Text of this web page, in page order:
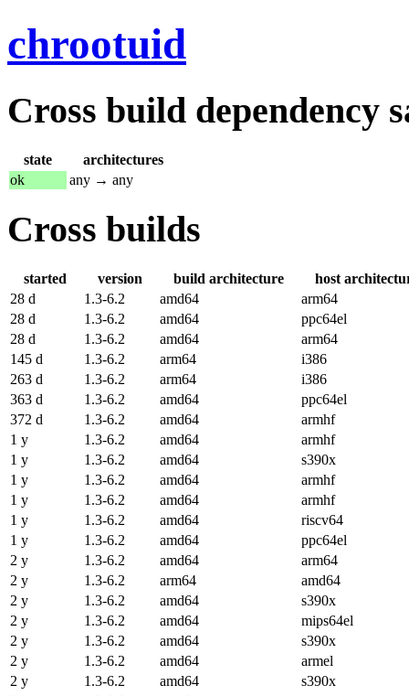
chrootuid
Cross build dependency
state
architectures
ok
any → any
Cross builds
started version build architecture
host
28 d
1.3-6.2 amd64
arm64
28 d
1.3-6.2 amd64
ppc64el
28 d
1.3-6.2 amd64
arm64
145 d
1.3-6.2 arm64
i386
263 d
1.3-6.2 arm64
i386
363 d
1.3-6.2 amd64
ppc64el
372 d
1.3-6.2 amd64
armhf
1 y
1.3-6.2 amd64
armhf
1 y
1.3-6.2 amd64
s390x
1 y
1.3-6.2 amd64
armhf
1 y
1.3-6.2 amd64
armhf
1 y
1.3-6.2 amd64
riscv64
1 y
1.3-6.2 amd64
ppc64el
2 y
1.3-6.2 amd64
arm64
2 y
1.3-6.2 arm64
amd64
2 y
1.3-6.2 amd64
s390x
2 y
1.3-6.2 amd64
mips64el
2 y
1.3-6.2 amd64
s390x
2 y
1.3-6.2 amd64
armel
2 y
1.3-6.2 amd64
s390x